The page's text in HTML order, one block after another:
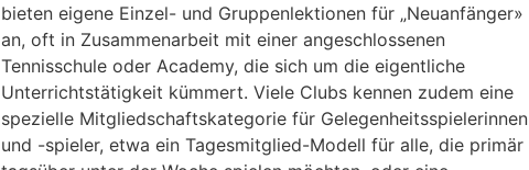
bieten eigene Einzel- und Gruppenlektionen für „Neuanfänger»
an, oft in Zusammenarbeit mit einer angeschlossenen
Tennisschule oder Academy, die sich um die eigentliche
Unterrichtstätigkeit kümmert. Viele Clubs kennen zudem eine
spezielle Mitgliedschaftskategorie für Gelegenheitsspielerinnen
und -spieler, etwa ein Tagesmitglied-Modell für alle, die primär